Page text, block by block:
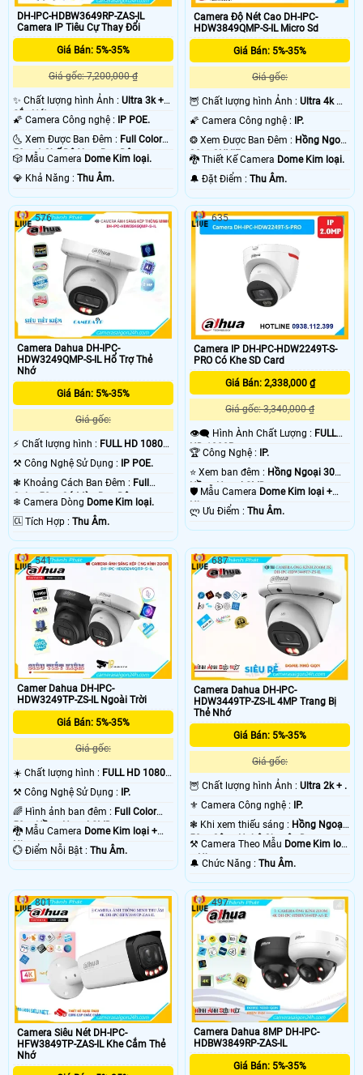
DH-IPC-HDBW3649RP-ZAS-IL
Camera IP Tiêu Cự Thay Đổi
Giá Bán: 5%-35%
Giá gốc: 7,200,000 ₫
✨ Chất lượng hình Ảnh : Ultra 3k +
Sắc Nét .
🌠 Camera Công nghệ : IP POE.
🌜 Xem Được Ban Đêm : Full Color
50m 4 Chế Độ Xem Ban Đêm.
🎲 Mẫu Camera Dome Kim loại.
️💎 Khả Năng : Thu Âm.
Camera Độ Nét Cao DH-IPC-
HDW3849QMP-S-IL Micro Sd
Giá Bán: 5%-35%
Giá gốc:
🦉 Chất lượng hình Ảnh :Ultra 4k 👍🏾
🌠 Camera Công nghệ :
IP.
❂ Xem Được Ban Đêm : Hồng Ngoại
30m ONVIF.
🐉️ Thiết Kế Camera Dome Kim loại.
️🔔 Đặt Điểm :Thu Âm.
Camera Dahua DH-IPC-
HDW3249QMP-S-IL Hổ Trợ Thẻ
Nhớ
Giá Bán: 5%-35%
Giá gốc:
️⚡ Chất lượng hình : FULL HD 1080P
.
⚒ Công Nghệ Sử Dụng : IP POE.
❃ Khoảng Cách Ban Đêm : Full
Color 50m Có Màu Ban Ðêm.
❄ Camera Dòng Dome Kim loại.
️🆑 Tích Hợp : Thu Âm.
576
Camera IP DH-IPC-HDW2249T-S-
PRO Có Khe SD Card
Giá Bán: 2,338,000 ₫
Giá gốc: 3,340,000 ₫
👁️‍🗨 Hình Ành Chất Lượng : FULL
HD 1080P .
🏆 Công Nghệ :
IP.
⭐ Xem ban đêm : Hồng Ngoại 30m
Hồng Ngoại SMD.
🛡 Mẫu Camera Dome Kim loại +
Nhựa.
️ლ Ưu Điểm :Thu Âm.
635
Camer Dahua DH-IPC-
HDW3249TP-ZS-IL Ngoài Trời
Giá Bán: 5%-35%
Giá gốc:
☀️ Chất lượng hình : FULL HD 1080P
.
⚒ Công Nghệ Sử Dụng :
IP.
🌈 Hình ảnh ban đêm : Full Color
50m Hồng Ngoại SMD.
🐉️ Mẫu Camera Dome Kim loại +
Nhựa.
️💮 Điểm Nỗi Bật : Thu Âm.
541
Camera Dahua DH-IPC-
HDW3449TP-ZS-IL 4MP Trang Bị
Thẻ Nhớ
Giá Bán: 5%-35%
Giá gốc:
🦉 Chất lượng hình Ảnh :Ultra 2k + .
⚜️ Camera Công nghệ :
IP.
❃ Khi xem thiếu sáng : Hồng Ngoại
50m Công Nghệ Chuyên Dụng.
⚒ Camera Theo Mẫu Dome Kim loại
+ Nhựa.
️🔔 Chức Năng :Thu Âm.
687
Camera Siêu Nét DH-IPC-
HFW3849TP-ZAS-IL Khe Cắm Thẻ
Nhớ
801
Camera Dahua 8MP DH-IPC-
HDBW3849RP-ZAS-IL
Giá Bán: 5%-35%
497